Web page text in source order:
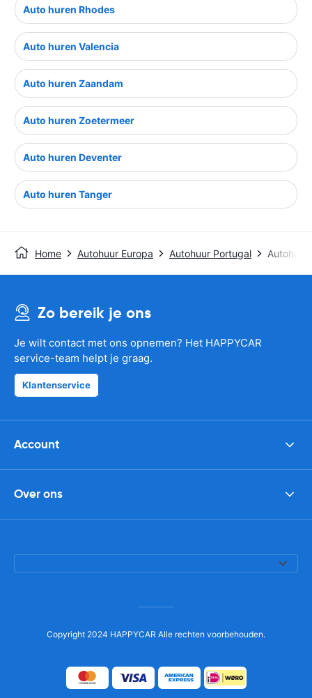
Auto huren Rhodes
Auto huren Valencia
Auto huren Zaandam
Auto huren Zoetermeer
Auto huren Deventer
Auto huren Tanger
Home Autohuur Europa Autohuur Portugal Autohuur
Zo bereik je ons
Je wilt contact met ons opnemen? Het HAPPYCAR
service-team helpt je graag.
Klantenservice
Account
Over ons
Copyright 2024 HAPPYCAR Alle rechten voorbehouden.